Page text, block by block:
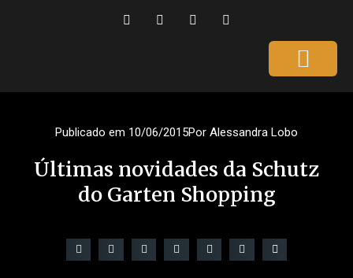
Publicado em 10/06/2015Por Alessandra Lobo
Últimas novidades da Schutz
do Garten Shopping